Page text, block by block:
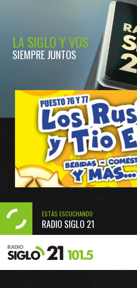
LA SIGLO Y VOS
SIEMPRE JUNTOS
ESTÁS ESCUCHANDO
RADIO SIGLO 21